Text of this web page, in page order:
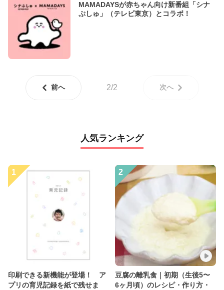
MAMADAYSが赤ちゃん向け新番組「シナ
ぷしゅ」（テレビ東京）とコラボ！
前へ 2/2 次へ
人気ランキング
1
印刷できる新機能が登場！ ア
プリの育児記録を紙で残せま
2
豆腐の離乳食｜初期（生後5〜
6ヶ月頃）のレシピ・作り方・